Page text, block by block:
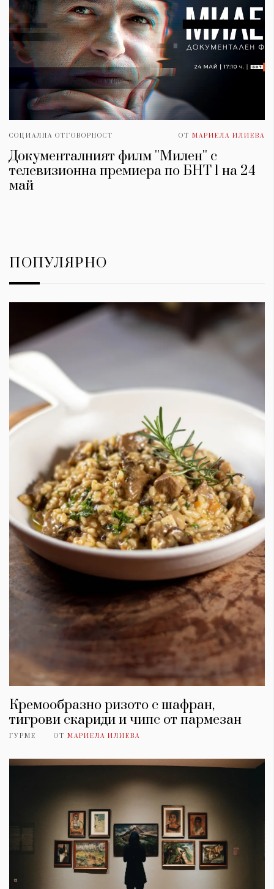
СОЦИАЛНА ОТГОВОРНОСТ ОТ МАРИЕЛА ИЛИЕВА
Документалният филм ''Милен'' с
телевизионна премиера по БНТ 1 на 24
май
ПОПУЛЯРНО
Кремообразно ризото с шафран,
тигрови скариди и чипс от пармезан
ГУРМЕ ОТ МАРИЕЛА ИЛИЕВА